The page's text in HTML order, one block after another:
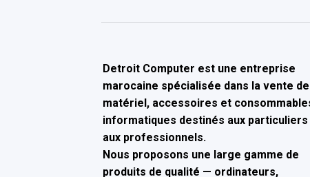
Detroit Computer est une entreprise
marocaine spécialisée dans lavente de
matériel, accessoires et
informatiques destinés aux
aux professionnels.
Nous proposons une large gamme de
produits de qualité — ordinateurs,